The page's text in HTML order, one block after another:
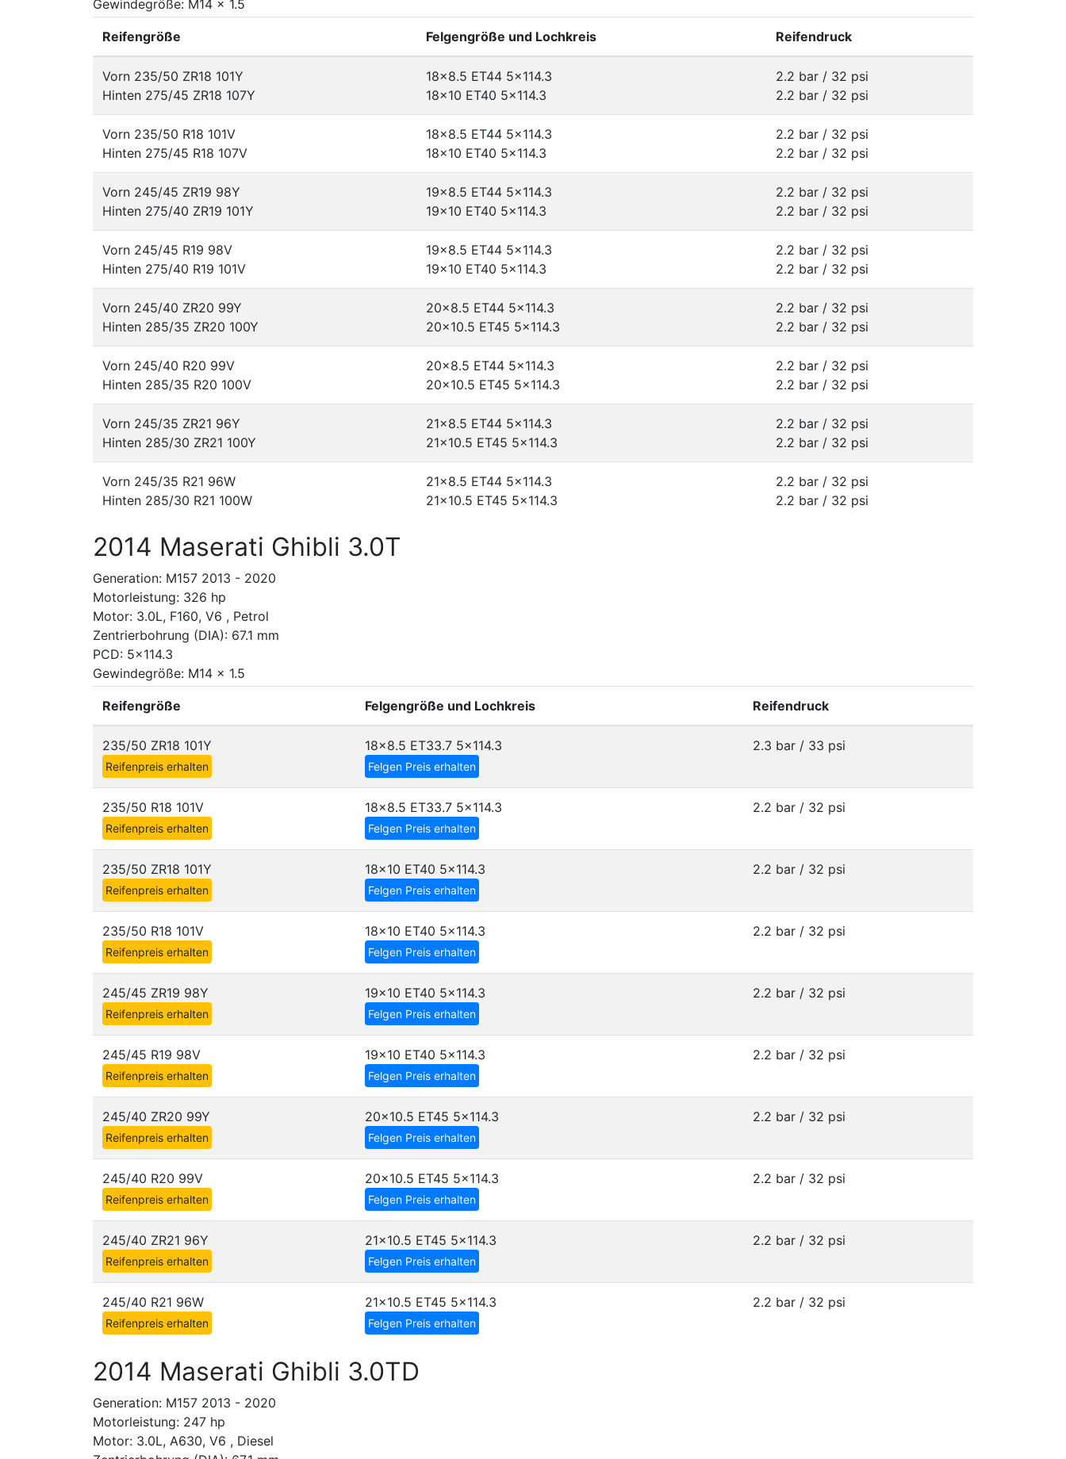
Gewindegröße: M14 x 1.5
Reifengröße Felgengröße und Lochkreis Reifendruck
Vorn 235/50 ZR18 101Y
Hinten 275/45 ZR18 107Y
18x8.5 ET44 5x114.3
18x10 ET40 5x114.3
2.2 bar / 32 psi
2.2 bar / 32 psi
Vorn 235/50 R18 101V
Hinten 275/45 R18 107V
18x8.5 ET44 5x114.3
18x10 ET40 5x114.3
2.2 bar / 32 psi
2.2 bar / 32 psi
Vorn 245/45 ZR19 98Y
Hinten 275/40 ZR19 101Y
19x8.5 ET44 5x114.3
19x10 ET40 5x114.3
2.2 bar / 32 psi
2.2 bar / 32 psi
Vorn 245/45 R19 98V
Hinten 275/40 R19 101V
19x8.5 ET44 5x114.3
19x10 ET40 5x114.3
2.2 bar / 32 psi
2.2 bar / 32 psi
Vorn 245/40 ZR20 99Y
Hinten 285/35 ZR20 100Y
20x8.5 ET44 5x114.3
20x10.5 ET45 5x114.3
2.2 bar / 32 psi
2.2 bar / 32 psi
Vorn 245/40 R20 99V
Hinten 285/35 R20 100V
20x8.5 ET44 5x114.3
20x10.5 ET45 5x114.3
2.2 bar / 32 psi
2.2 bar / 32 psi
Vorn 245/35 ZR21 96Y
Hinten 285/30 ZR21 100Y
21x8.5 ET44 5x114.3
21x10.5 ET45 5x114.3
2.2 bar / 32 psi
2.2 bar / 32 psi
Vorn 245/35 R21 96W
Hinten 285/30 R21 100W
21x8.5 ET44 5x114.3
21x10.5 ET45 5x114.3
2.2 bar / 32 psi
2.2 bar / 32 psi
2014 Maserati Ghibli 3.0T
Generation: M157 2013 - 2020
Motorleistung: 326 hp
Motor: 3.0L, F160, V6 , Petrol
Zentrierbohrung (DIA): 67.1 mm
PCD: 5x114.3
Gewindegröße: M14 x 1.5
Reifengröße Felgengröße und Lochkreis Reifendruck
235/50 ZR18 101Y
Reifenpreis erhalten
18x8.5 ET33.7 5x114.3
Felgen Preis erhalten
2.3 bar / 33 psi
235/50 R18 101V
Reifenpreis erhalten
18x8.5 ET33.7 5x114.3
Felgen Preis erhalten
2.2 bar / 32 psi
235/50 ZR18 101Y
Reifenpreis erhalten
18x10 ET40 5x114.3
Felgen Preis erhalten
2.2 bar / 32 psi
235/50 R18 101V
Reifenpreis erhalten
18x10 ET40 5x114.3
Felgen Preis erhalten
2.2 bar / 32 psi
245/45 ZR19 98Y
Reifenpreis erhalten
19x10 ET40 5x114.3
Felgen Preis erhalten
2.2 bar / 32 psi
245/45 R19 98V
Reifenpreis erhalten
19x10 ET40 5x114.3
Felgen Preis erhalten
2.2 bar / 32 psi
245/40 ZR20 99Y
Reifenpreis erhalten
20x10.5 ET45 5x114.3
Felgen Preis erhalten
2.2 bar / 32 psi
245/40 R20 99V
Reifenpreis erhalten
20x10.5 ET45 5x114.3
Felgen Preis erhalten
2.2 bar / 32 psi
245/40 ZR21 96Y
Reifenpreis erhalten
21x10.5 ET45 5x114.3
Felgen Preis erhalten
2.2 bar / 32 psi
245/40 R21 96W
Reifenpreis erhalten
21x10.5 ET45 5x114.3
Felgen Preis erhalten
2.2 bar / 32 psi
2014 Maserati Ghibli 3.0TD
Generation: M157 2013 - 2020
Motorleistung: 247 hp
Motor: 3.0L, A630, V6 , Diesel